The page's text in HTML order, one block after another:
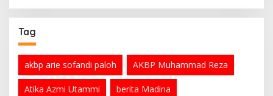
Tag
akbp arie sofandi paloh AKBP Muhammad Reza
Atika Azmi Utammi berita Madina